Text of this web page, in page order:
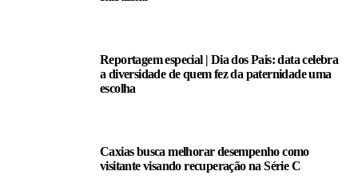
Reportagem especial | Dia dos Pais: data celebra
a diversidade de quem fez da paternidade uma
escolha
Caxias busca melhorar desempenho como
visitante visando recuperação na Série C